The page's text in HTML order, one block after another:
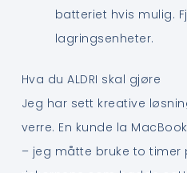
batteriet hvis mulig.
lagringsenheter.
Hva du ALDRI skal gjøre
Jeg har sett kreative
verre. En kunde la
– jeg måtte bruke to timer